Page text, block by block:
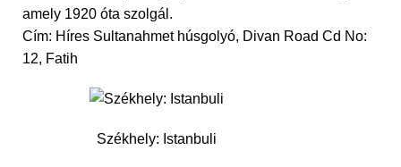
amely 1920 óta szolgál.
Cím: Híres Sultanahmet húsgolyó, Divan Road Cd No:
12, Fatih
Székhely: Istanbuli